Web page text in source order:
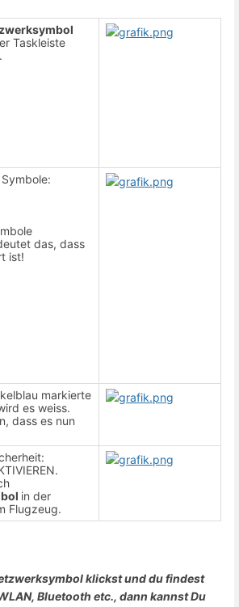
Taskleiste
das, dass
ist!
markierte
es weiss.
dass es nun
in der
Flugzeug.
klickst und du findest
Bluetooth etc., dann kannst Du